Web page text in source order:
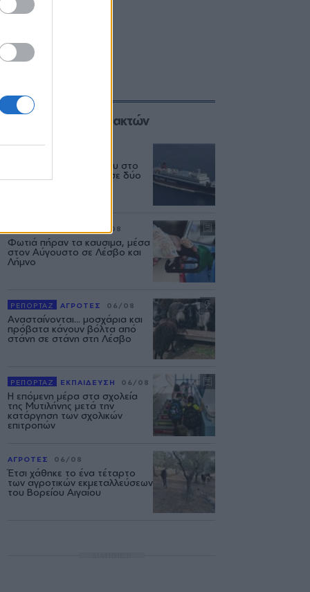
Επιλογές των Συντακτών
Δεύτερη εμπλοκή κάβου στο
«Νήσος Ρόδος» μέσα σε δύο
07/08
Φωτιά πήραν τα καυσιμα, μέσα
στον Αύγουστο σε Λέσβο και
Λήμνο
ΡΕΠΟΡΤΑΖ ΑΓΡΟΤΕΣ 06/08
Ανασταίνονται... μοσχάρια και
πρόβατα κάνουν βόλτα από
στάνη σε στάνη στη Λέσβο
ΡΕΠΟΡΤΑΖ ΕΚΠΑΙΔΕΥΣΗ 06/08
Η επόμενη μέρα στα σχολεία
της Μυτιλήνης μετά την
κατάργηση των σχολικών
επιτροπών
ΑΓΡΟΤΕΣ 06/08
Έτσι χάθηκε το ένα τέταρτο
των αγροτικών εκμεταλλεύσεων
του Βορείου Αιγαίου